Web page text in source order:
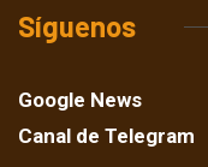
Síguenos
Google News
Canal de Telegram